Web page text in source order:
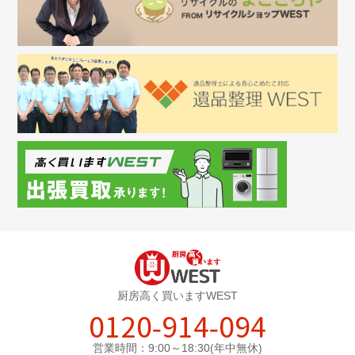
厨房高く買いますWEST
0120-914-094
営業時間：9:00～18:30(年中無休)